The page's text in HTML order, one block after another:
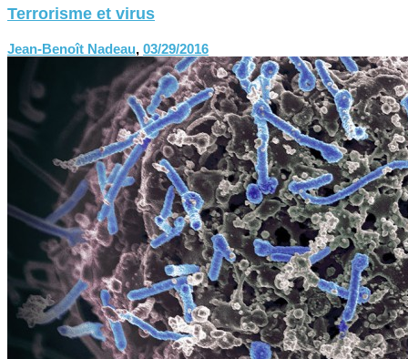
Terrorisme et virus
Jean-Benoît Nadeau, 03/29/2016